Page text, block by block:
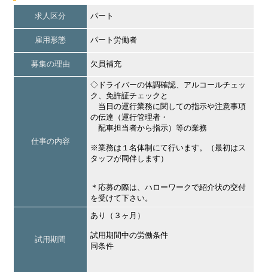
求人区分 パート
雇用形態 パート労働者
募集の理由 欠員補充
仕事の内容
◇ドライバーの体調確認、アルコールチェッ
ク、免許証チェックと
当日の運行業務に関しての指示や注意事項
の伝達（運行管理者・
配車担当者から指示）等の業務
※業務は１名体制にて行います。（最初はス
タッフが同伴します）
＊応募の際は、ハローワークで紹介状の交付
を受けて下さい。
試用期間
あり（３ヶ月）
試用期間中の労働条件
同条件